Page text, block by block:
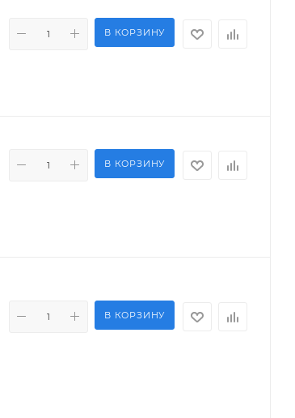
В КОРЗИНУ
В КОРЗИНУ
В КОРЗИНУ